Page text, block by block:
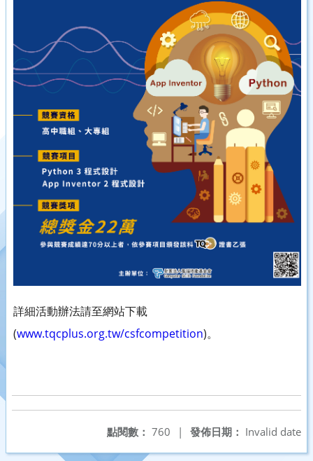
詳細活動辦法請至網站下載
(www.tqcplus.org.tw/csfcompetition)。
發佈日期： Invalid date
點閱數： 760 |